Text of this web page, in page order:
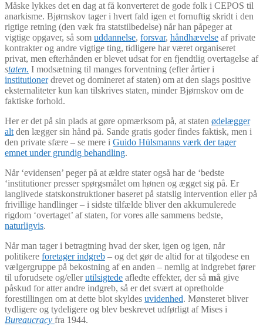
Måske lykkes det en dag at få konverteret de gode folk i CEPOS til
anarkisme. Bjørnskov tager i hvert fald igen et fornuftig skridt i den
rigtige retning (den væk fra statstilbedelse) når han påpeger at
vigtige opgaver, så som uddannelse, forsvar, håndhævelse af private
kontrakter og andre vigtige ting, tidligere har været organiseret
privat, men efterhånden er blevet udsat for en fjendtlig overtagelse af
staten. I modsætning til manges forventning (efter årtier i
institutionerdrevet og domineret af staten) om at den slags positive
eksternaliteter kun kan tilskrives staten, minder Bjørnskov om de
faktiske forhold.
Her er det på sin plads at gøre opmærksom på, at staten ødelægger
alt den lægger sin hånd på. Sande gratis goder findes faktisk, men i
den private sfære – se mere i Guido Hülsmanns værk der tager
emnet under grundig behandling.
Når ‘evidensen’ peger på at ældre stater også har de ‘bedste
‘institutioner presser spørgsmålet om hønen og ægget sig på. Er
langlivede statskonstruktioner baseret på statslig intervention eller på
frivillige handlinger – i sidste tilfælde bliver den akkumulerede
rigdom ‘overtaget’ af staten, for vores alle sammens bedste,
naturligvis.
Når man tager i betragtning hvad der sker, igen og igen, når
politikere foretager indgreb – og det gør de altid for at tilgodese en
vælgergruppe på bekostning af en anden – nemlig at indgrebet fører
til uforudsete og/ellerutilsigtede afledte effekter, der så må give
påskud for atter andre indgreb, så er det svært at opretholde
forestillingen om at dette blot skyldes uvidenhed. Mønsteret bliver
tydligere og tydeligere og blev beskrevet udførligt af Mises i
Bureaucracy fra 1944.